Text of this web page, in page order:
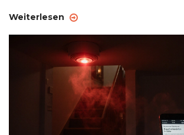
Weiterlesen